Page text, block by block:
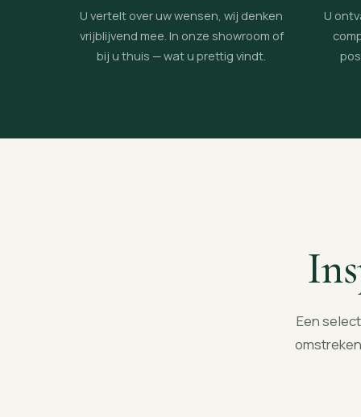
U vertelt over uw wensen, wij denken
vrijblijvend mee. In onze showroom of
bij u thuis — wat u prettig vindt.
U
Een